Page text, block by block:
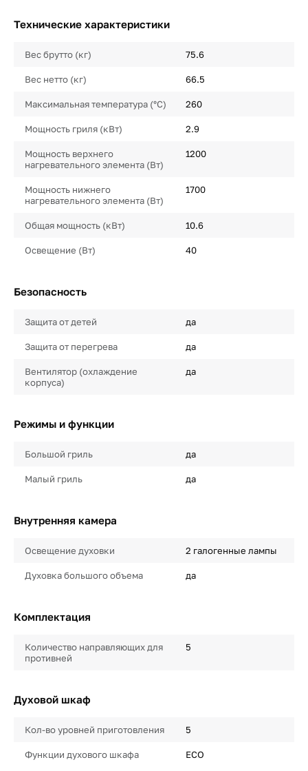
Технические характеристики
Вес брутто (кг) 75.6
Вес нетто (кг) 66.5
Максимальная температура (°C) 260
Мощность гриля (кВт) 2.9
Мощность верхнего
нагревательного элемента (Вт)
1200
Мощность нижнего
нагревательного элемента (Вт)
1700
Общая мощность (кВт) 10.6
Освещение (Вт) 40
Безопасность
Защита от детей да
Защита от перегрева да
Вентилятор (охлаждение
корпуса)
да
Режимы и функции
Большой гриль да
Малый гриль да
Внутренняя камера
Освещение духовки 2 галогенные лампы
Духовка большого объема да
Комплектация
Количество направляющих для
противней
5
Духовой шкаф
Кол-во уровней приготовления 5
Функции духового шкафа ECO